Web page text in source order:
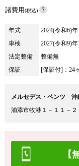
諸費用(税込)
年式 2024(令和6)年
車検
2027(令和9)年
法定整備
整備無
保証
[保証付]：24
メルセデス・ベンツ
浦添市牧港１－１１－２
【